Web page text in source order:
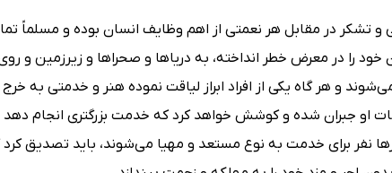
و تشکر در مقابل هر نعمتی از اهم وظایف انسان بوده و مسلماً
را در معرض خطر انداخته، به دریاها و صحراها و زیرزمین و
و هر گاه یکی از افراد ابراز لیاقت نموده هنر و خدمتی به
او جبران شده و کوشش خواهد کرد که خدمت بزرگتری انجام
نفر برای خدمت به نوع مستعد و مهیا می‌شوند، باید تصدیق